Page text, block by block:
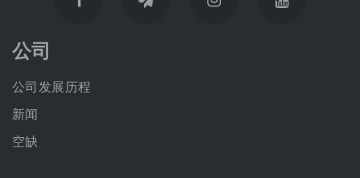
公司
公司发展历程
新闻
空缺